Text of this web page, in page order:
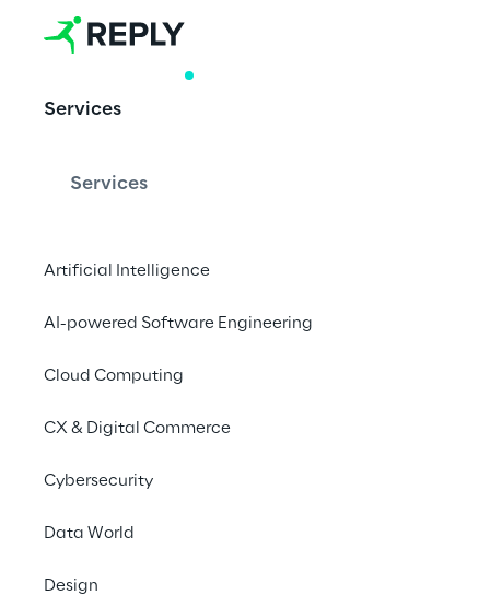
Services
Services
Artificial Intelligence
AI-powered Software Engineering
Cloud Computing
CX & Digital Commerce
Cybersecurity
Data World
Design
em conflitos